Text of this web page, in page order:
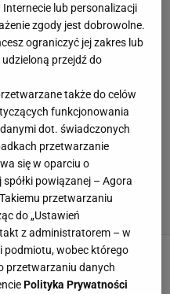
"ocieka złotem", a Grbić
Kibicom trudno to
lub personalizacji
zgody jest dobrowolne.
ograniczyć jej zakres lub
przejdź do
także do celów
funkcjonowania
dot. świadczonych
przetwarzanie
się w oparciu o
powiązanej – Agora
przetwarzaniu
do „Ustawień
z administratorem – w
podmiotu, wobec którego
przetwarzaniu danych
Polityka Prywatności